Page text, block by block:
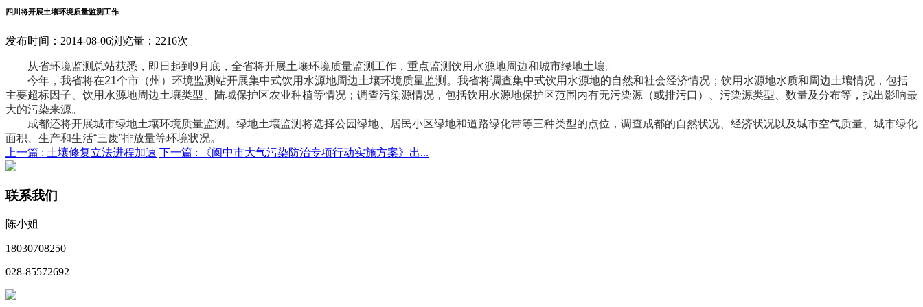
四川将开展土壤环境质量监测工作
发布时间：2014-08-06浏览量：2216次
从省环境监测总站获悉，即日起到9月底，全省将开展土壤环境质量监测工作，重点监测饮用水源地周边和城市绿地土壤。
今年，我省将在21个市（州）环境监测站开展集中式饮用水源地周边土壤环境质量监测。我省将调查集中式饮用水源地的自然和社会经济情况；饮用水源地水质和周边土壤情况，包括
主要超标因子、饮用水源地周边土壤类型、陆域保护区农业种植等情况；调查污染源情况，包括饮用水源地保护区范围内有无污染源（或排污口）、污染源类型、数量及分布等，找出影响最
大的污染来源。
成都还将开展城市绿地土壤环境质量监测。绿地土壤监测将选择公园绿地、居民小区绿地和道路绿化带等三种类型的点位，调查成都的自然状况、经济状况以及城市空气质量、城市绿化
面积、生产和生活“三废”排放量等环境状况。
上一篇 : 土壤修复立法进程加速 下一篇 : 《阆中市大气污染防治专项行动实施方案》出...
联系我们
陈小姐
18030708250
028-85572692